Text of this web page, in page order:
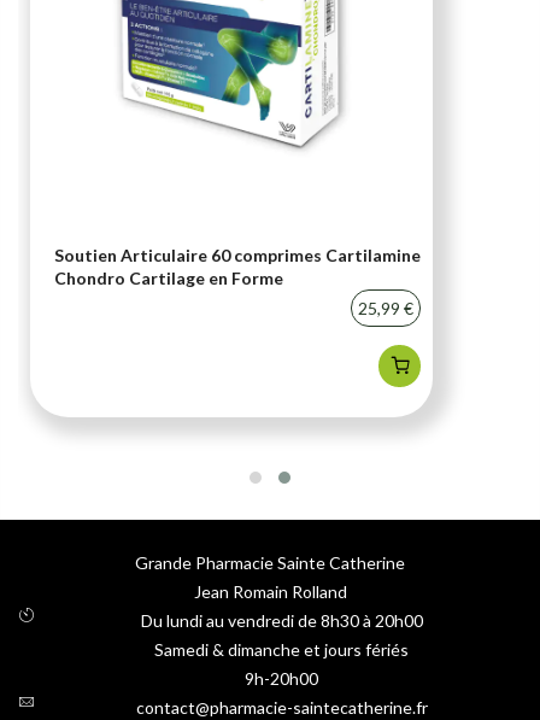
Soutien Articulaire 60 comprimes Cartilamine
Chondro Cartilage en Forme
25,99 €
Grande Pharmacie Sainte Catherine
Jean Romain Rolland
Du lundi au vendredi de 8h30 à 20h00
Samedi & dimanche et jours fériés
9h-20h00
contact@pharmacie-saintecatherine.fr